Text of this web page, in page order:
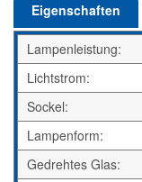
Eigenschaften
Lampenleistung:
Lichtstrom:
Sockel:
Lampenform:
Gedrehtes Glas: